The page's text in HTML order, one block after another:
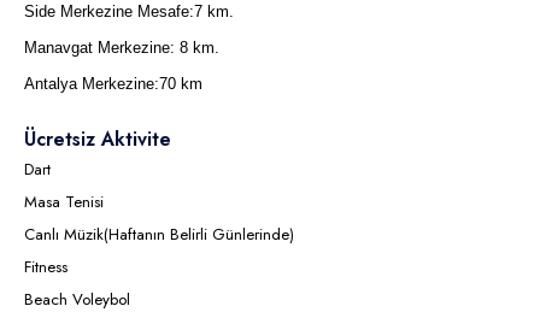
Side Merkezine Mesafe:7 km.
Manavgat Merkezine: 8 km.
Antalya Merkezine:70 km
Ücretsiz Aktivite
Dart
Masa Tenisi
Canlı Müzik(Haftanın Belirli Günlerinde)
Fitness
Beach Voleybol